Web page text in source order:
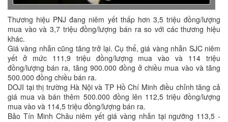
Thương hiệu PNJ đang niêm yết thấp hơn 3,5 triệu đồng/lượng
mua vào và 3,7 triệu đồng/lượng bán ra so với các thương hiệu
khác.
Giá vàng nhẫn cũng tăng trở lại. Cụ thể, giá vàng nhẫn SJC niêm
yết ở mức 111,9 triệu đồng/lượng mua vào và 114 triệu
đồng/lượng bán ra, tăng 900.000 đồng ở chiều mua vào và tăng
500.000 đồng chiều bán ra.
DOJI tại thị trường Hà Nội và TP Hồ Chí Minh điều chỉnh tăng cả
giá mua và bán thêm 500.000 đồng lên 112,5 triệu đồng/lượng
mua vào và 114,5 triệu đồng/lượng bán ra.
Bảo Tín Minh Châu niêm yết giá vàng nhẫn tại ngưỡng 113,5 -